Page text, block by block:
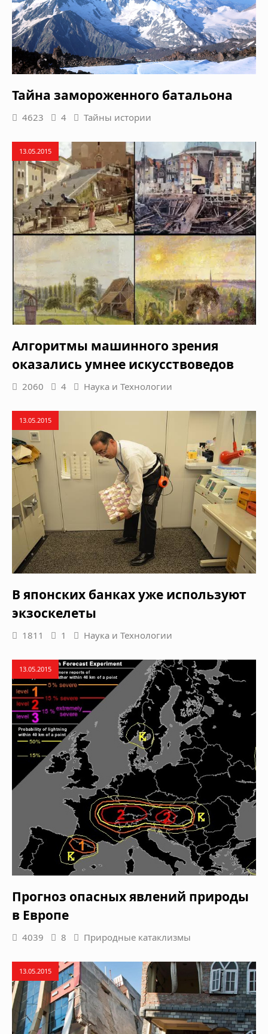
Тайна замороженного батальона
4623 4 Тайны истории
13.05.2015
Алгоритмы машинного зрения
оказались умнее искусствоведов
2060 4 Наука и Технологии
13.05.2015
В японских банках уже используют
экзоскелеты
1811 1 Наука и Технологии
13.05.2015
Прогноз опасных явлений природы
в Европе
4039 8 Природные катаклизмы
13.05.2015